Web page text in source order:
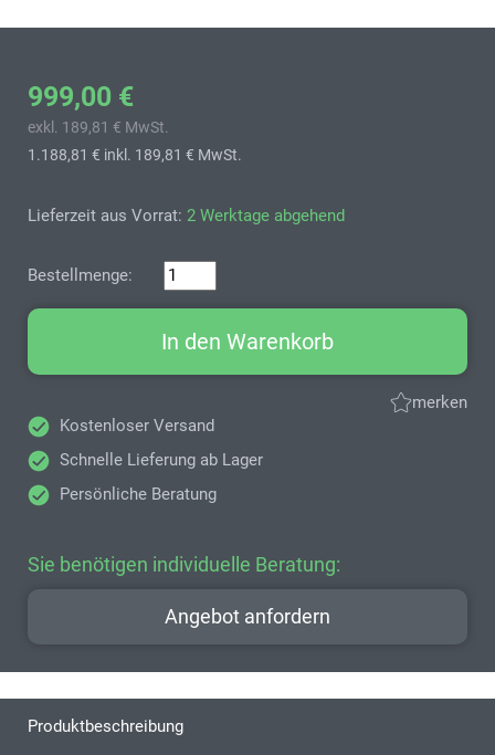
999,00 €
exkl. 189,81 € MwSt.
1.188,81 € inkl. 189,81 € MwSt.
Lieferzeit aus Vorrat: 2 Werktage abgehend
Bestellmenge:
In den Warenkorb
merken
Kostenloser Versand
Schnelle Lieferung ab Lager
Persönliche Beratung
Sie benötigen individuelle Beratung:
Angebot anfordern
Produktbeschreibung